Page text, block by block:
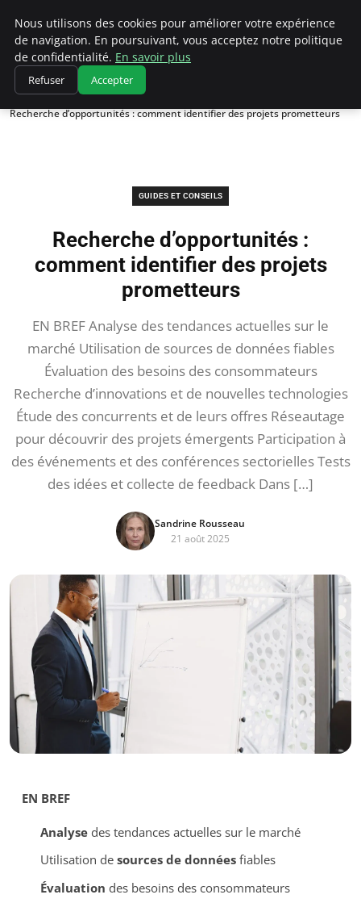
Chasseur De Tête
Accueil
Guides et Conseils
Recherche d’opportunités : comment identifier des projets prometteurs
GUIDES ET CONSEILS
Recherche d’opportunités :
comment identifier des projets
prometteurs
EN BREF Analyse des tendances actuelles sur le
marché Utilisation de sources de données fiables
Évaluation des besoins des consommateurs
Recherche d’innovations et de nouvelles technologies
Étude des concurrents et de leurs offres Réseautage
pour découvrir des projets émergents Participation à
des événements et des conférences sectorielles Tests
des idées et collecte de feedback Dans […]
Sandrine Rousseau
21 août 2025
EN BREF
Analysedes tendances actuelles sur le marché
Utilisation de sources de donnéesfiables
Évaluation des besoins des consommateurs
Nous utilisons des cookies pour améliorer votre expérience
de navigation. En poursuivant, vous acceptez notre politique
de confidentialité. En savoir plus
Refuser Accepter